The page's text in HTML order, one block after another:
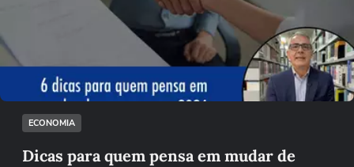
Não foi possível reproduzir o vídeo
Tentar novamente
ECONOMIA
Dicas para quem pensa em mudar de